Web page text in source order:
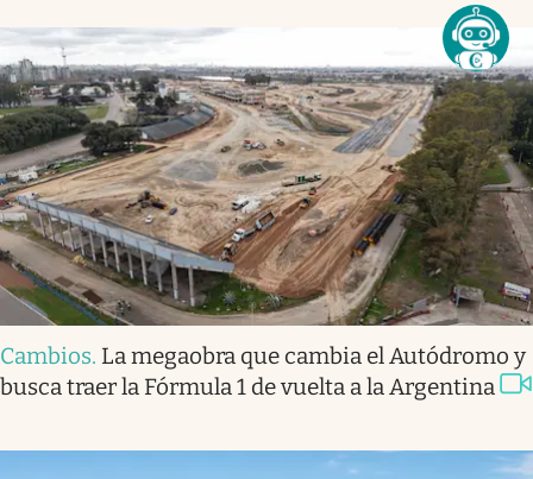
Cambios. La megaobra que cambia el Autódromo y
busca traer la Fórmula 1 de vuelta a la Argentina